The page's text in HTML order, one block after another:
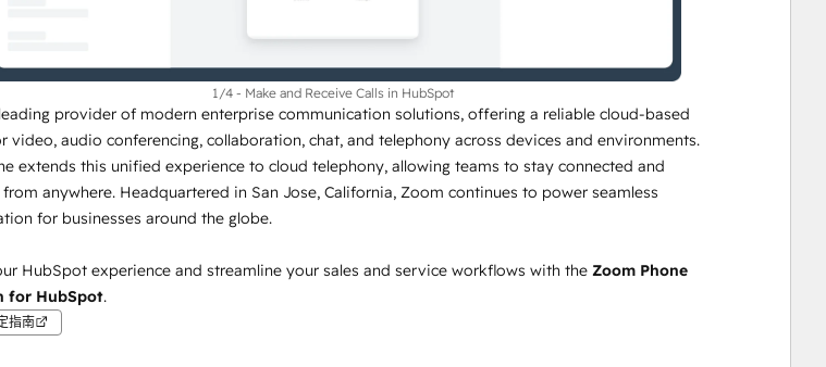
1/4 - Make and Receive Calls in HubSpot
provider of modern enterprise communication solutions, offering a reliable cloud-based
video, audio conferencing, collaboration, chat, and telephony across devices and environments.
extends this unified experience to cloud telephony, allowing teams to stay connected and
anywhere. Headquartered in San Jose, California, Zoom continues to power seamless
for businesses around the globe.
HubSpot experience and streamline your sales and service workflows with the Zoom Phone
for HubSpot.
指南